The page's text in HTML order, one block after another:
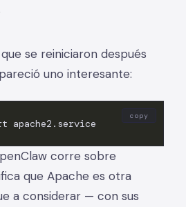
se reiniciaron después
uno interesante:
apache2.service
copy
corre sobre
que Apache es otra
a considerar — con sus